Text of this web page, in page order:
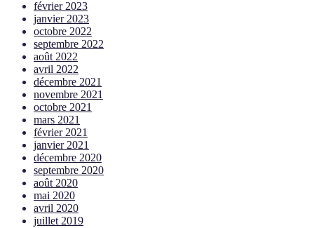
février 2023
janvier 2023
octobre 2022
septembre 2022
août 2022
avril 2022
décembre 2021
novembre 2021
octobre 2021
mars 2021
février 2021
janvier 2021
décembre 2020
septembre 2020
août 2020
mai 2020
avril 2020
juillet 2019